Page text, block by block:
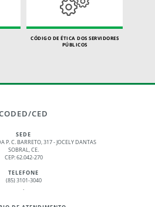
CÓDIGO DE ÉTICA DOS SERVIDORES
PÚBLICOS
CED
SEDE
P. C. BARRETO, 317 - JOCELY DANTAS
SOBRAL, CE.
CEP: 62.042-270
TELEFONE
(85) 3101-3040
.